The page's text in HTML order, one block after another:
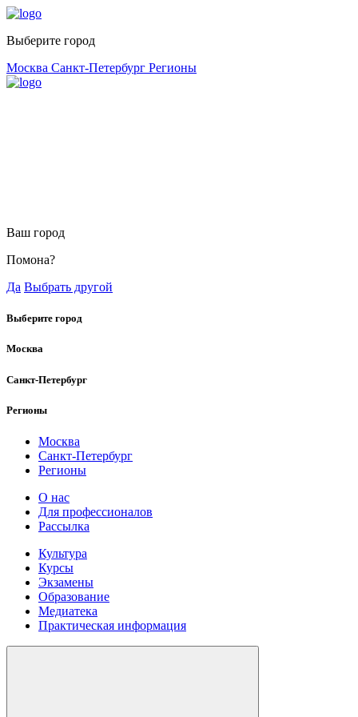
Выберите город
Москва Санкт-Петербург Регионы
Ваш город
Помона?
Да Выбрать другой
Выберите город
Москва
Санкт-Петербург
Регионы
Москва
Санкт-Петербург
Регионы
О нас
Для профессионалов
Рассылка
Культура
Курсы
Экзамены
Образование
Медиатека
Практическая информация